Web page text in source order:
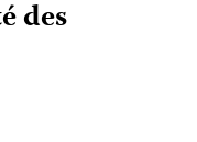
des